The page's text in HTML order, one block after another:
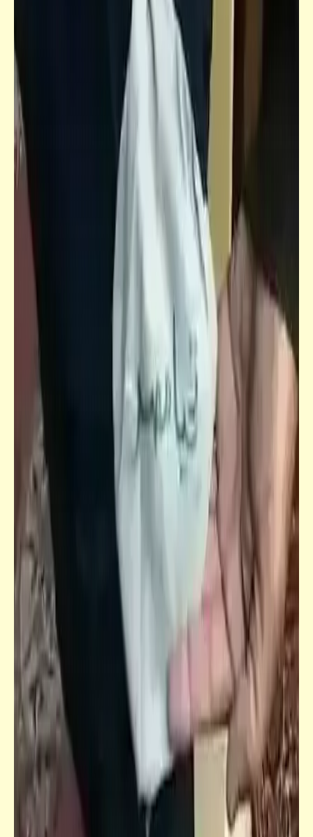
جنيه في عهد "مرسي" (سعرها الحالي 275)
قصص_صور مشقلبة
صورة واحد رئيس حي (1) | صور مشقلبة | د.
أحمد صادق
قصص_صور مشقلبة
صورة واحد رئيس حي (2) | صور مشقلبة | د.
أحمد صادق
فيدراديو
سورة الرحمن | تلاوة هادئة للقارئ الأذربيجاني
"محمد ديبيروف"